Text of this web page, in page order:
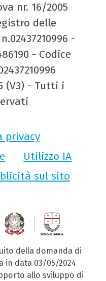
nr. 16/2005
delle
-
- Codice
(V3) - Tutti i
privacy
Utilizzo IA
sul sito
della domanda di
in data 03/05/2024
allo sviluppo di